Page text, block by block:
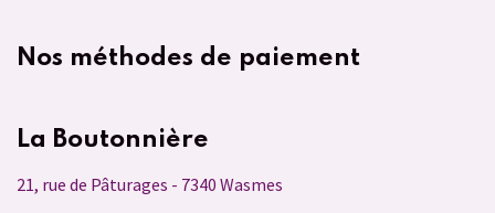
Nos méthodes de paiement
La Boutonnière
21, rue de Pâturages - 7340 Wasmes